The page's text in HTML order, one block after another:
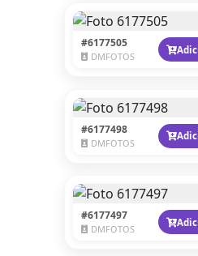
#6177505
DMFOTOS
#6177498
DMFOTOS
#6177497
DMFOTOS